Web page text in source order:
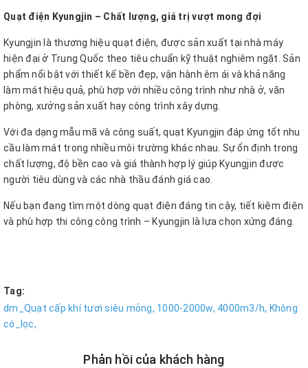
Quạt điện Kyungjin – Chất lượng, giá trị vượt mong đợi
Kyungjin là thương hiệu quạt điện, được sản xuất tại nhà máy
hiện đại ở Trung Quốc theo tiêu chuẩn kỹ thuật nghiêm ngặt. Sản
phẩm nổi bật với thiết kế bền đẹp, vận hành êm ái và khả năng
làm mát hiệu quả, phù hợp với nhiều công trình như nhà ở, văn
phòng, xưởng sản xuất hay công trình xây dựng.
Với đa dạng mẫu mã và công suất, quạt Kyungjin đáp ứng tốt nhu
cầu làm mát trong nhiều môi trường khác nhau. Sự ổn định trong
chất lượng, độ bền cao và giá thành hợp lý giúp Kyungjin được
người tiêu dùng và các nhà thầu đánh giá cao.
Nếu bạn đang tìm một dòng quạt điện đáng tin cậy, tiết kiệm điện
và phù hợp thi công công trình – Kyungjin là lựa chọn xứng đáng.
Tag:
dm_Quạt cấp khí tươi siêu mỏng, 1000-2000w, 4000m3/h, Không
có_lọc,
Phản hồi của khách hàng